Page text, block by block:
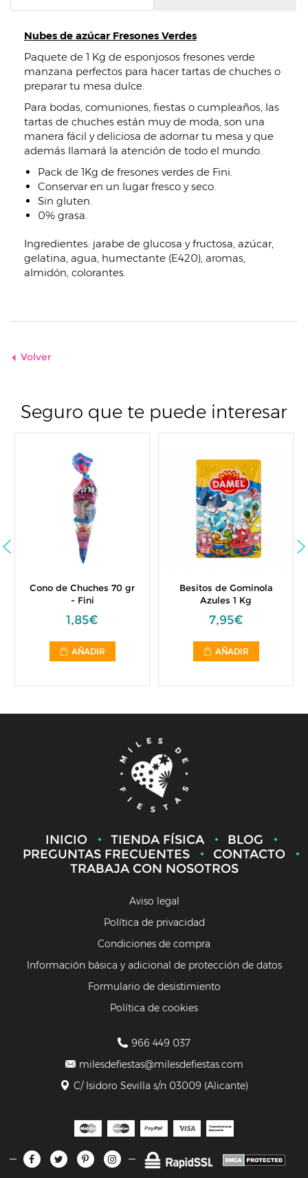
Nubes de azúcar Fresones Verdes
Paquete de 1 Kg de esponjosos fresones verde
manzana perfectos para hacer tartas de chuches o
preparar tu mesa dulce.
Para bodas, comuniones, fiestas o cumpleaños, las
tartas de chuches están muy de moda, son una
manera fácil y deliciosa de adornar tu mesa y que
además llamará la atención de todo el mundo.
Pack de 1Kg de fresones verdes de Fini.
Conservar en un lugar fresco y seco.
Sin gluten.
0% grasa.
Ingredientes: jarabe de glucosa y fructosa, azúcar,
gelatina, agua, humectante (E420), aromas,
almidón, colorantes.
Volver
Seguro que te puede interesar
Cono de Chuches 70 gr
- Fini
1,85€
AÑADIR
Besitos de Gominola
Azules 1 Kg
7,95€
AÑADIR
INICIO TIENDA FÍSICA
BLOG
PREGUNTAS FRECUENTES
CONTACTO
TRABAJA CON NOSOTROS
Aviso legal
Política de privacidad
Condiciones de compra
Información básica y adicional de protección de datos
Formulario de desistimiento
Política de cookies
966 449 037
milesdefiestas@milesdefiestas.com
C/ Isidoro Sevilla s/n 03009 (Alicante)